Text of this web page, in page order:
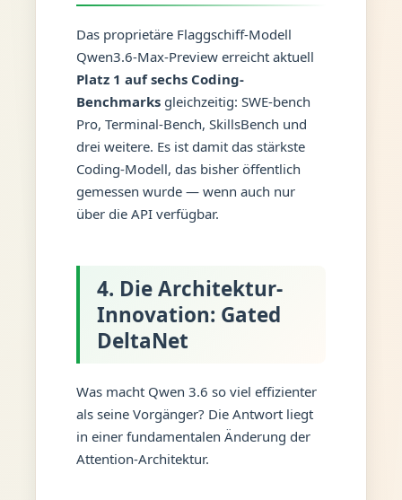
Das proprietäre Flaggschiff-Modell
Qwen3.6-Max-Preview erreicht aktuell
Platz 1 auf sechs Coding-
Benchmarksgleichzeitig: SWE-bench
Pro, Terminal-Bench, SkillsBench und
drei weitere. Es ist damit das stärkste
Coding-Modell, das bisher öffentlich
gemessen wurde — wenn auch nur
über die API verfügbar.
4. Die Architektur-
Innovation: Gated
DeltaNet
Was macht Qwen 3.6 so viel effizienter
als seine Vorgänger? Die Antwort liegt
in einer fundamentalen Änderung der
Attention-Architektur.